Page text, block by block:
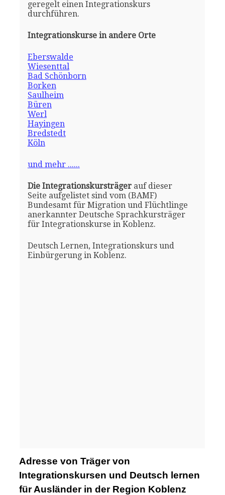
geregelt einen Integrationskurs
durchführen.
Integrationskurse in andere Orte
Eberswalde
Wiesenttal
Bad Schönborn
Borken
Saulheim
Büren
Werl
Hayingen
Bredstedt
Köln
und mehr ......
Die Integrationskursträgerauf dieser
Seite aufgelistet sind vom (BAMF)
Bundesamt für Migration und Flüchtlinge
anerkannter Deutsche Sprachkursträger
für Integrationskurse in Koblenz.
Deutsch Lernen, Integrationskurs und
Einbürgerung in Koblenz.
Adresse von Träger von
Integrationskursen und Deutsch lernen
für Ausländer in der Region Koblenz